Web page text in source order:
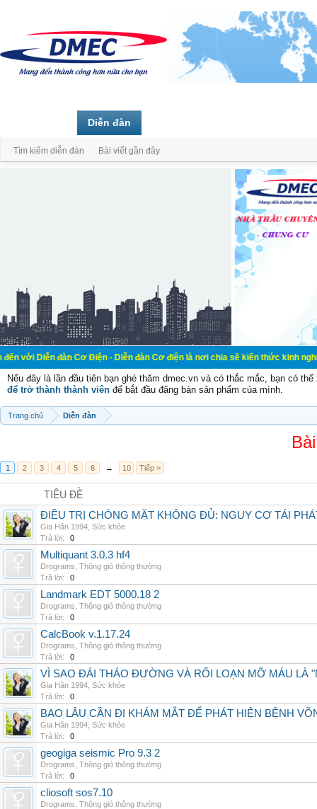
đàn Cơ Điện - Diễn đàn Cơ điện là nơi chia sẽ kiến thức kinh nghiệm
Nếu đây là lần đầu tiên bạn ghé thăm dmec.vn và có thắc mắc, bạn có
để trở thành thành viên để bắt đầu đăng bán sản phẩm của mình.
Trang chủ Diễn đàn
1 2 3 4 5 6 → 10 Tiếp >
TIÊU ĐỀ
ĐIỀU TRỊ CHÓNG MẶT KHÔNG ĐỦ: NGUY CƠ TÁI
Gia Hân 1994 Sức khỏe
Trả lời:
0
Multiquant 3.0.3 hf4
Drograms Thông gió thông thường
Trả lời:
0
Landmark EDT 5000.18 2
Drograms Thông gió thông thường
Trả lời:
0
CalcBook v.1.17.24
Drograms Thông gió thông thường
Trả lời:
0
VÌ SAO ĐÁI THÁO ĐƯỜNG VÀ RỐI LOẠN MỠ MÁU LÀ
Gia Hân 1994 Sức khỏe
Trả lời:
0
BAO LÂU CẦN ĐI KHÁM MẮT ĐỂ PHÁT HIỆN BỆNH
Gia Hân 1994 Sức khỏe
Trả lời:
0
geogiga seismic Pro 9.3 2
Drograms Thông gió thông thường
Trả lời:
0
cliosoft sos7.10
Drograms Thông gió thông thường
Diễn đàn
Tìm kiếm diễn đàn Bài viết gần đây